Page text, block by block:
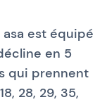
est équipé
en 5
qui prennent
28, 29, 35,